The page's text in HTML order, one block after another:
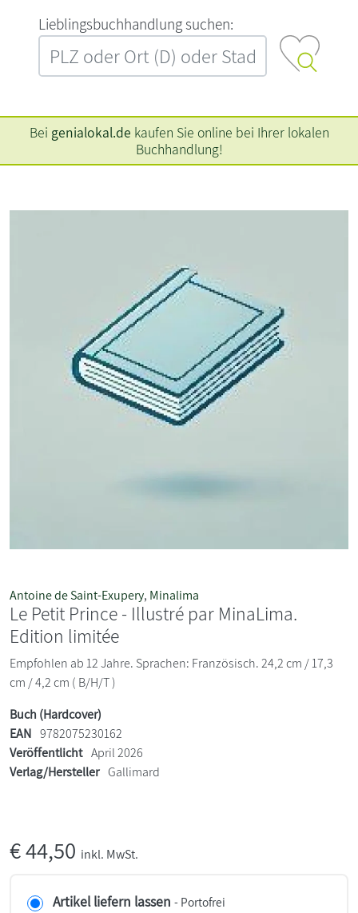
L‍i‍e‍b‍l‍i‍n‍g‍s‍b‍u‍c‍h‍h‍a‍n‍d‍l‍u‍n‍g‍ ‍s‍u‍c‍h‍e‍n‍:‍
Bei genialokal.de kaufen Sie online bei Ihrer lokalen
Buchhandlung!
Antoine de Saint-Exupery, Minalima
Le Petit Prince - Illustré par MinaLima.
Edition limitée
Empfohlen ab 12 Jahre. Sprachen: Französisch. 24,2 cm / 17,3
cm / 4,2 cm ( B/H/T )
Buch (Hardcover)
EAN 9782075230162
Veröffentlicht April 2026
Verlag/Hersteller Gallimard
€44,50 inkl. MwSt.
Artikel liefern lassen - Portofrei